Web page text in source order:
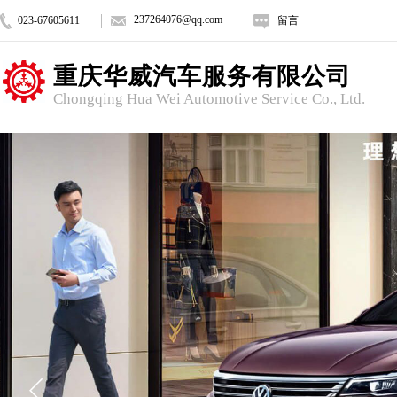
237264076@qq.com 留言
023-67605611
重庆华威汽车服务有限公司
Chongqing Hua Wei Automotive Service Co., Ltd.